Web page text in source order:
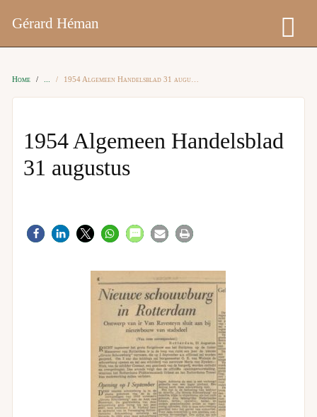
Gérard Héman
Home 1954 Algemeen Handelsblad 31 augustus
1954 Algemeen Handelsblad
31 augustus